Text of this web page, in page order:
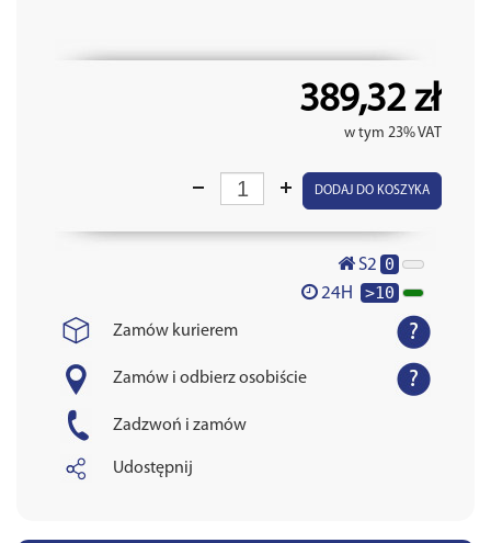
389,32 zł
w tym 23% VAT
DODAJ DO KOSZYKA
S2 0
24H >10
Zamów kurierem
Zamów i odbierz osobiście
Zadzwoń i zamów
Udostępnij